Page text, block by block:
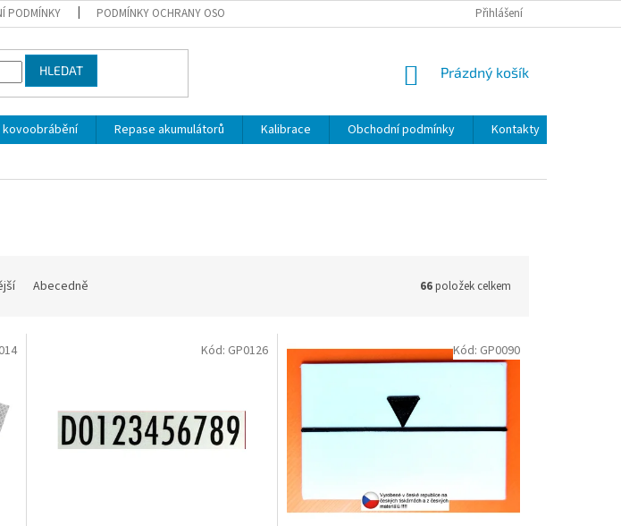
PODMÍNKY PODMÍNKY OCHRANY OSOBNÍCH ÚDAJŮ Přihlášení
HLEDAT
NÁKUPNÍ
Prázdný košík
kovoobrábění Repase akumulátorů Kalibrace Obchodní podmínky
Kontakty
Abecedně 66položek celkem
Kód: GP0126 Kód: GP0090